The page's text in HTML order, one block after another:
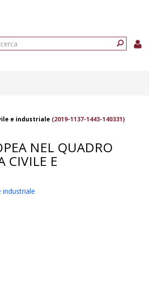
e industriale (2019-1137-1443-140331)
NEL QUADRO
CIVILE E
industriale